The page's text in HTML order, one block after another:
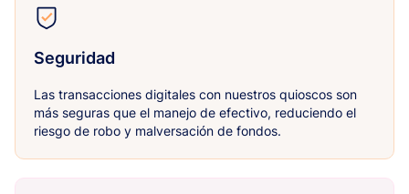
Seguridad
Las transacciones digitales con nuestros quioscos son
más seguras que el manejo de efectivo, reduciendo el
riesgo de robo y malversación de fondos.